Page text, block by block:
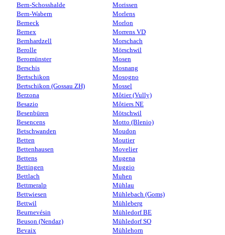
Bern-Schosshalde
Bern-Wabern
Berneck
Bernex
Bernhardzell
Berolle
Beromünster
Berschis
Bertschikon
Bertschikon (Gossau ZH)
Berzona
Besazio
Besenbüren
Besencens
Betschwanden
Betten
Bettenhausen
Bettens
Bettingen
Bettlach
Bettmeralp
Bettwiesen
Bettwil
Beurnevésin
Beuson (Nendaz)
Bevaix
Morissen
Morlens
Morlon
Morrens VD
Morschach
Mörschwil
Mosen
Mosnang
Mosogno
Mossel
Môtier (Vully)
Môtiers NE
Mötschwil
Motto (Blenio)
Moudon
Moutier
Movelier
Mugena
Muggio
Muhen
Mühlau
Mühlebach (Goms)
Mühleberg
Mühledorf BE
Mühledorf SO
Mühlehorn